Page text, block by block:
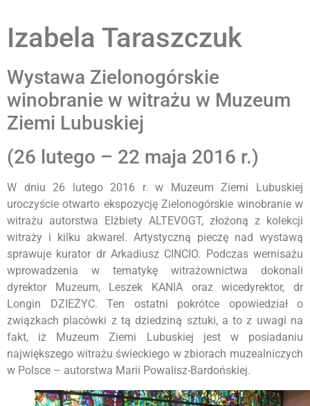
Izabela Taraszczuk
Wystawa Zielonogórskie
winobranie w witrażu w Muzeum
Ziemi Lubuskiej
(26 lutego – 22 maja 2016 r.)
W dniu 26 lutego 2016 r. w Muzeum Ziemi Lubuskiej
uroczyście otwarto ekspozycję Zielonogórskie winobranie w
witrażu autorstwa Elżbiety ALTEVOGT, złożoną z kolekcji
witraży i kilku akwarel. Artystyczną pieczę nad wystawą
sprawuje kurator dr Arkadiusz CINCIO. Podczas wernisażu
wprowadzenia w tematykę witrażownictwa dokonali
dyrektor Muzeum, Leszek KANIA oraz wicedyrektor, dr
Longin DZIEŻYC. Ten ostatni pokrótce opowiedział o
związkach placówki z tą dziedziną sztuki, a to z uwagi na
fakt, iż Muzeum Ziemi Lubuskiej jest w posiadaniu
największego witrażu świeckiego w zbiorach muzealniczych
w Polsce – autorstwa Marii Powalisz-Bardońskiej.